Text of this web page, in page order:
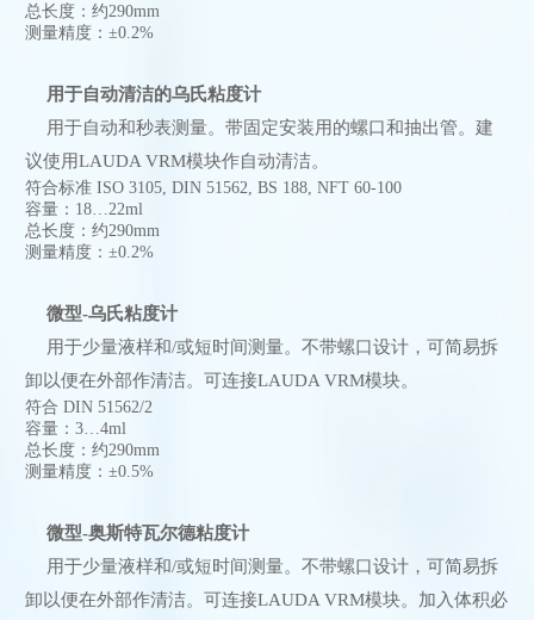
总长度：约290mm
测量精度：±0.2%
用于自动清洁的乌氏粘度计
用于自动和秒表测量。带固定安装用的螺口和抽出管。建
议使用LAUDA VRM模块作自动清洁。
符合标准 ISO 3105, DIN 51562, BS 188, NFT 60-100
容量：18…22ml
总长度：约290mm
测量精度：±0.2%
微型-乌氏粘度计
用于少量液样和/或短时间测量。不带螺口设计，可简易拆
卸以便在外部作清洁。可连接LAUDA VRM模块。
符合 DIN 51562/2
容量：3…4ml
总长度：约290mm
测量精度：±0.5%
微型-奥斯特瓦尔德粘度计
用于少量液样和/或短时间测量。不带螺口设计，可简易拆
卸以便在外部作清洁。可连接LAUDA VRM模块。加入体积必